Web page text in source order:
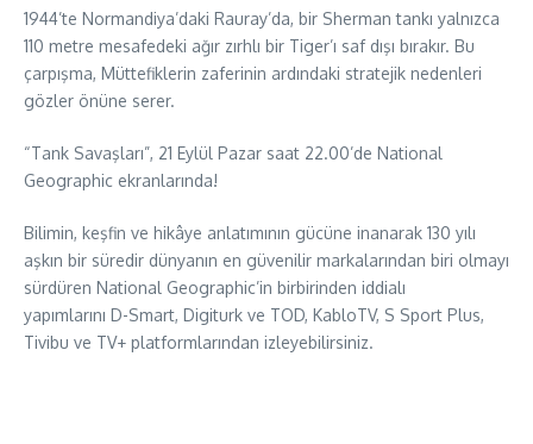
1944’te Normandiya’daki Rauray’da, bir Sherman tankı yalnızca
110 metre mesafedeki ağır zırhlı bir Tiger’ı saf dışı bırakır. Bu
çarpışma, Müttefiklerin zaferinin ardındaki stratejik nedenleri
gözler önüne serer.
“Tank Savaşları”, 21 Eylül Pazar saat 22.00’de National
Geographic ekranlarında!
Bilimin, keşfin ve hikâye anlatımının gücüne inanarak 130 yılı
aşkın bir süredir dünyanın en güvenilir markalarından biri olmayı
sürdüren National Geographic’in birbirinden iddialı
yapımlarını D-Smart, Digiturk ve TOD, KabloTV, S Sport Plus,
Tivibu ve TV+ platformlarından izleyebilirsiniz.